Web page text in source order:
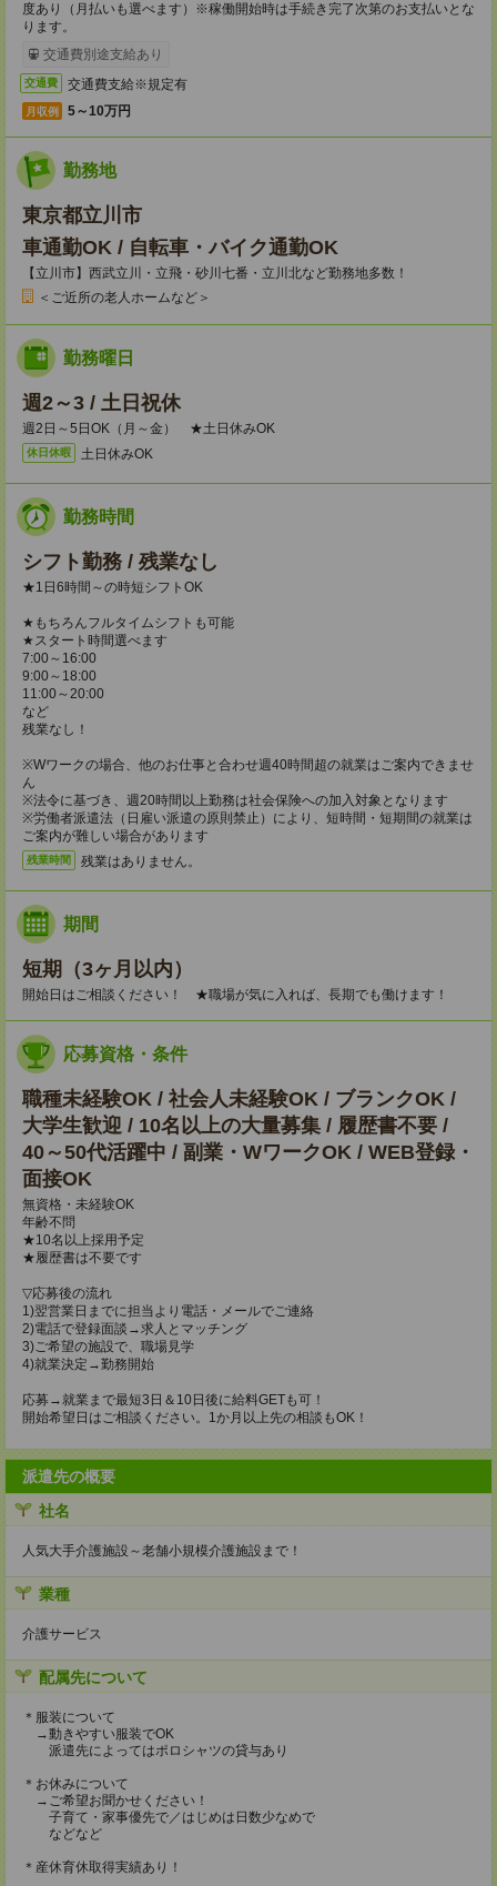
度あり（月払いも選べます）※稼働開始時は手続き完了次第のお支払いとな
ります。
交通費別途支給あり
交通費 交通費支給※規定有
月収例 5～10万円
勤務地
東京都立川市
車通勤OK / 自転車・バイク通勤OK
【立川市】西武立川・立飛・砂川七番・立川北など勤務地多数！
＜ご近所の老人ホームなど＞
勤務曜日
週2～3 / 土日祝休
週2日～5日OK（月～金） ★土日休みOK
休日休暇 土日休みOK
勤務時間
シフト勤務 / 残業なし
★1日6時間～の時短シフトOK
★もちろんフルタイムシフトも可能
★スタート時間選べます
7:00～16:00
9:00～18:00
11:00～20:00
など
残業なし！
※Wワークの場合、他のお仕事と合わせ週40時間超の就業はご案内できませ
ん
※法令に基づき、週20時間以上勤務は社会保険への加入対象となります
※労働者派遣法（日雇い派遣の原則禁止）により、短時間・短期間の就業は
ご案内が難しい場合があります
残業時間 残業はありません。
期間
短期（3ヶ月以内）
開始日はご相談ください！ ★職場が気に入れば、長期でも働けます！
応募資格・条件
職種未経験OK / 社会人未経験OK / ブランクOK /
大学生歓迎 / 10名以上の大量募集 / 履歴書不要 /
40～50代活躍中 / 副業・WワークOK / WEB登録・
面接OK
無資格・未経験OK
年齢不問
★10名以上採用予定
★履歴書は不要です
▽応募後の流れ
1)翌営業日までに担当より電話・メールでご連絡
2)電話で登録面談→求人とマッチング
3)ご希望の施設で、職場見学
4)就業決定→勤務開始
応募→就業まで最短3日＆10日後に給料GETも可！
開始希望日はご相談ください。1か月以上先の相談もOK！
派遣先の概要
社名
人気大手介護施設～老舗小規模介護施設まで！
業種
介護サービス
配属先について
＊服装について
→動きやすい服装でOK
派遣先によってはポロシャツの貸与あり
＊お休みについて
→ご希望お聞かせください！
子育て・家事優先で／はじめは日数少なめで
などなど
＊産休育休取得実績あり！